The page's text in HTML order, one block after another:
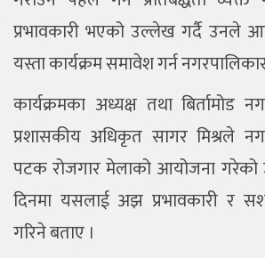
प्रभावकारी भएको उल्लेख गर्दै उनले
यस्ता कार्यक्रम समावेश गर्न
कार्यक्रमका अध्यक्ष तथा बिर्तामोड
प्रशासकीय अधिकृत सागर मिश्रले
पटक रोजगार मेलाको आयोजना
दिनमा यसलाई अझ प्रभावकारी र
गरिने बताए ।